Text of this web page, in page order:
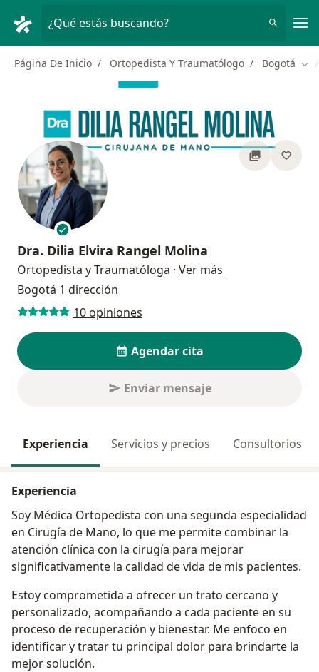
¿Qué estás buscando?
Página De Inicio Ortopedista Y Traumatólogo Bogotá
Dra. Dilia Elvira Rangel Molina
Ortopedista y Traumatóloga · Ver más
Bogotá 1 dirección
10 opiniones
Agendar cita
Enviar mensaje
Experiencia Servicios y precios Consultorios
Experiencia
Soy Médica Ortopedista con una segunda especialidad
en Cirugía de Mano, lo que me permite combinar la
atención clínica con la cirugía para mejorar
significativamente la calidad de vida de mis pacientes.
Estoy comprometida a ofrecer un trato cercano y
personalizado, acompañando a cada paciente en su
proceso de recuperación y bienestar. Me enfoco en
identificar y tratar tu principal dolor para brindarte la
mejor solución.